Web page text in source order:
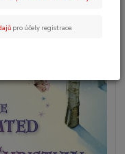
pro účely registrace.